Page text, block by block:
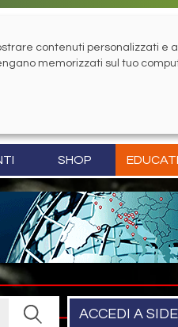
SHOP
ACCEDI A
contenuti personalizzati e
memorizzati sul tuo